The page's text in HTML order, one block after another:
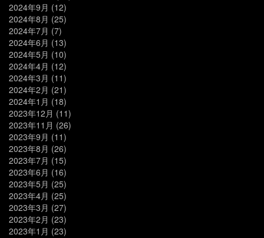
2024年9月 (12)
2024年8月 (25)
2024年7月 (7)
2024年6月 (13)
2024年5月 (10)
2024年4月 (12)
2024年3月 (11)
2024年2月 (21)
2024年1月 (18)
2023年12月 (11)
2023年11月 (26)
2023年9月 (11)
2023年8月 (26)
2023年7月 (15)
2023年6月 (16)
2023年5月 (25)
2023年4月 (25)
2023年3月 (27)
2023年2月 (23)
2023年1月 (23)